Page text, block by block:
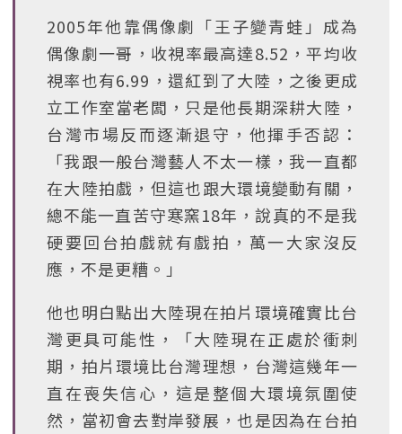
2005年他靠偶像劇「王子變青蛙」成為
偶像劇一哥，收視率最高達8.52，平均收
視率也有6.99，還紅到了大陸，之後更成
立工作室當老闆，只是他長期深耕大陸，
台灣市場反而逐漸退守，他揮手否認：
「我跟一般台灣藝人不太一樣，我一直都
在大陸拍戲，但這也跟大環境變動有關，
總不能一直苦守寒窯18年，說真的不是我
硬要回台拍戲就有戲拍，萬一大家沒反
應，不是更糟。」
他也明白點出大陸現在拍片環境確實比台
灣更具可能性，「大陸現在正處於衝刺
期，拍片環境比台灣理想，台灣這幾年一
直在喪失信心，這是整個大環境氛圍使
然，當初會去對岸發展，也是因為在台拍